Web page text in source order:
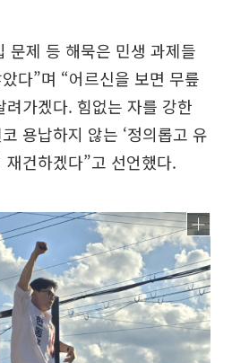
문제 등 해묵은 민생 과제들
다”며 “어르신을 보면 무릎
가겠다. 힘없는 자를 강한
용납하지 않는 ‘정의롭고 유
재건하겠다”고 선언했다.